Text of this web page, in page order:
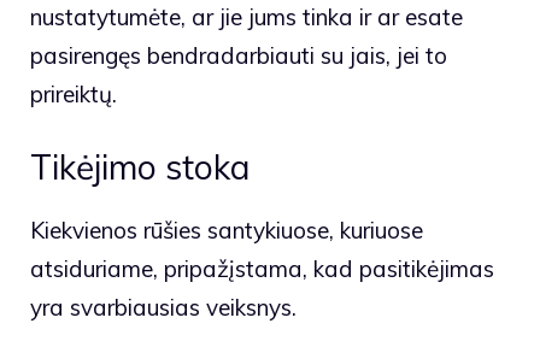
nustatytumėte, ar jie jums tinka ir ar esate
pasirengęs bendradarbiauti su jais, jei to
prireiktų.
Tikėjimo stoka
Kiekvienos rūšies santykiuose, kuriuose
atsiduriame, pripažįstama, kad pasitikėjimas
yra svarbiausias veiksnys.